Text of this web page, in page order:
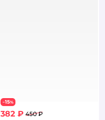
−15%
382 ₽ 450 ₽